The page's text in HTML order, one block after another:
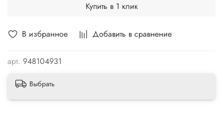
В избранное Добавить в сравнение
арт. 948104931
Купить в 1 клик
Выбрать